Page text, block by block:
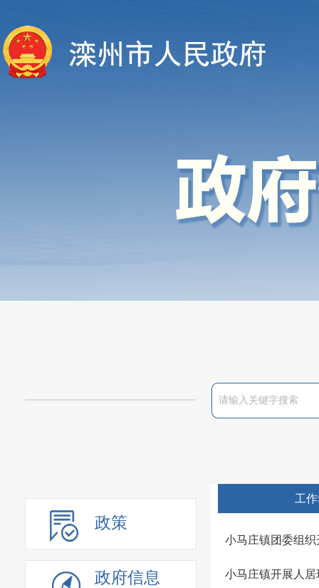
政策
政府信息
工
小马庄镇团委组
小马庄镇开展人